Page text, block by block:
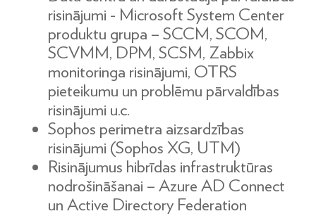
risinājumi - Microsoft System Center
produktu grupa – SCCM, SCOM,
SCVMM, DPM, SCSM, Zabbix
monitoringa risinājumi, OTRS
pieteikumu un problēmu pārvaldības
risinājumi u.c.
Sophos perimetra aizsardzības
risinājumi (Sophos XG, UTM)
Risinājumus hibrīdas infrastruktūras
nodrošināšanai – Azure AD Connect
un Active Directory Federation